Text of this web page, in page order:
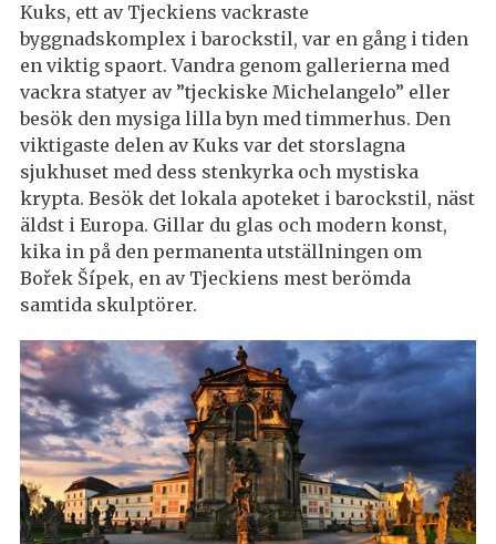
Kuks, ett av Tjeckiens vackraste
byggnadskomplex i barockstil, var en gång i tiden
en viktig spaort. Vandra genom gallerierna med
vackra statyer av ”tjeckiske Michelangelo” eller
besök den mysiga lilla byn med timmerhus. Den
viktigaste delen av Kuks var det storslagna
sjukhuset med dess stenkyrka och mystiska
krypta. Besök det lokala apoteket i barockstil, näst
äldst i Europa. Gillar du glas och modern konst,
kika in på den permanenta utställningen om
Bořek Šípek, en av Tjeckiens mest berömda
samtida skulptörer.